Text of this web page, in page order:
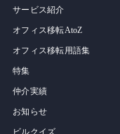
サービス紹介
オフィス移転AtoZ
オフィス移転用語集
特集
仲介実績
お知らせ